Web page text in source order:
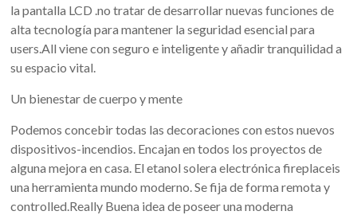
la pantalla LCD .no tratar de desarrollar nuevas funciones de
alta tecnología para mantener la seguridad esencial para
users.All viene con seguro e inteligente y añadir tranquilidad a
su espacio vital.
Un bienestar de cuerpo y mente
Podemos concebir todas las decoraciones con estos nuevos
dispositivos-incendios. Encajan en todos los proyectos de
alguna mejora en casa. El etanol solera electrónica fireplaceis
una herramienta mundo moderno. Se fija de forma remota y
controlled.Really Buena idea de poseer una moderna